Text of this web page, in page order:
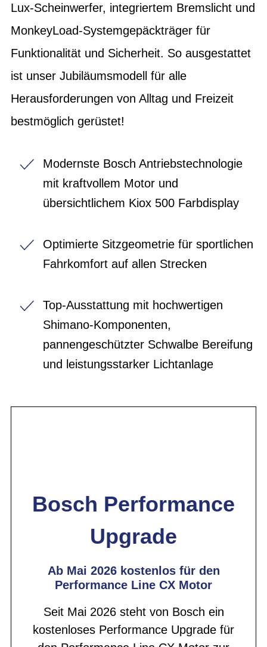
Lux-Scheinwerfer, integriertem Bremslicht und
MonkeyLoad-Systemgepäckträger für
Funktionalität und Sicherheit. So ausgestattet
ist unser Jubiläumsmodell für alle
Herausforderungen von Alltag und Freizeit
bestmöglich gerüstet!
Modernste Bosch Antriebstechnologie
mit kraftvollem Motor und
übersichtlichem Kiox 500 Farbdisplay
Optimierte Sitzgeometrie für sportlichen
Fahrkomfort auf allen Strecken
Top-Ausstattung mit hochwertigen
Shimano-Komponenten,
pannengeschützter Schwalbe Bereifung
und leistungsstarker Lichtanlage
Bosch Performance
Upgrade
Ab Mai 2026 kostenlos für den
Performance Line CX Motor
Seit Mai 2026 steht von Bosch ein
kostenloses Performance Upgrade für